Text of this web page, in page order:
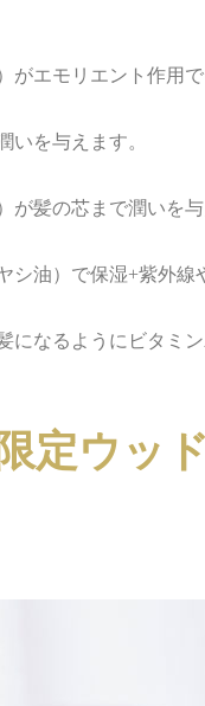
がエモリエント作用で
いを与えます。
が髪の芯まで潤いを与
シ油）で保湿+紫外
になるようにビタミ
定ウッ